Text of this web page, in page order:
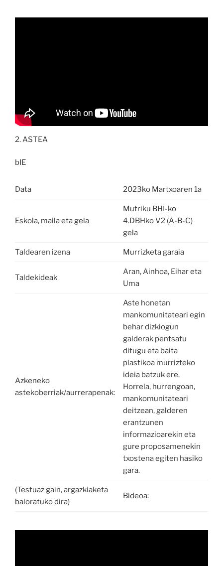
2. ASTEA
bIE
Data 2023ko Martxoaren 1a
Eskola, maila eta gela
Mutriku BHI-ko
4.DBHko V2 (A-B-C)
gela
Taldearen izena Murrizketa garaia
Taldekideak
Aran, Ainhoa, Eihar eta
Uma
Azkeneko
astekoberriak/aurrerapenak:
Aste honetan
mankomunitateari egin
behar dizkiogun
galderak pentsatu
ditugu eta baita
plastikoa murrizteko
ideia batzuk ere.
Horrela, hurrengoan,
mankomunitateari
deitzean, galderen
erantzunen
informazioarekin eta
gure proposamenekin
txostena egiten hasiko
gara.
(Testuaz gain, argazkiaketa
baloratuko dira)
Bideoa: